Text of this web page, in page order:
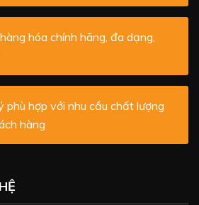
hóa chính hãng, đa dạng,
phù hợp với nhu cầu chất lượng
hàng